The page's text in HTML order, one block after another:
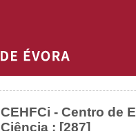
CEHFCi - Centro de
Ciência : [287]